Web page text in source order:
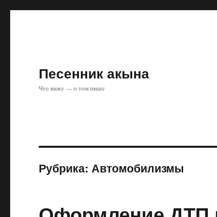
Песенник акына
Что вижу — о том пишу
Рубрика:Автомобилизмы